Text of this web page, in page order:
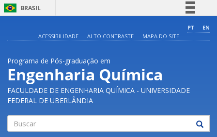
BRASIL
Comunica BR
Acesso à informação
Legislação
PT
EN
ACESSIBILIDADE
ALTO CONTRASTE MAPA DO SITE
Programa de Pós-graduação em
Engenharia Química
FACULDADE DE ENGENHARIA QUÍMICA - UNIVERSIDADE
FEDERAL DE UBERLÂNDIA